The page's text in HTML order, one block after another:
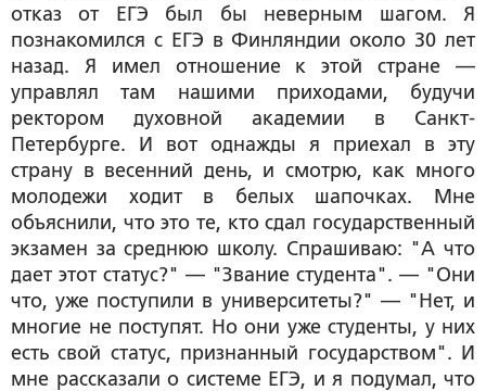
отказ от ЕГЭ был бы неверным шагом. Я
познакомился с ЕГЭ в Финляндии около 30 лет
назад. Я имел отношение к этой стране —
управлял там нашими приходами, будучи
ректором духовной академии в Санкт-
Петербурге. И вот однажды я приехал в эту
страну в весенний день, и смотрю, как много
молодежи ходит в белых шапочках. Мне
объяснили, что это те, кто сдал государственный
экзамен за среднюю школу. Спрашиваю: "А что
дает этот статус?" — "Звание студента". — "Они
что, уже поступили в университеты?" — "Нет, и
многие не поступят. Но они уже студенты, у них
есть свой статус, признанный государством". И
мне рассказали о системе ЕГЭ, и я подумал, что